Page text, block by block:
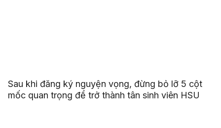
Sau khi đăng ký nguyện vọng, đừng bỏ lỡ 5 cột
mốc quan trọng để trở thành tân sinh viên HSU